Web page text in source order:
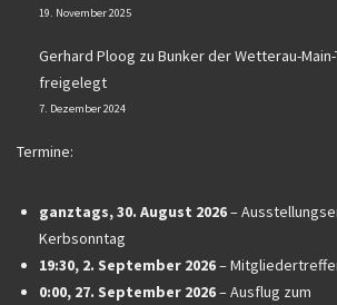
19. November 2025
Gerhard Ploog zu Bunker der Wetterau-
freigelegt
7. Dezember 2024
Termine:
ganztags,30. August 2026–
Kerbsonntag
19:30, 2. September 2026–
0:00, 27. September 2026–Ausflug zum